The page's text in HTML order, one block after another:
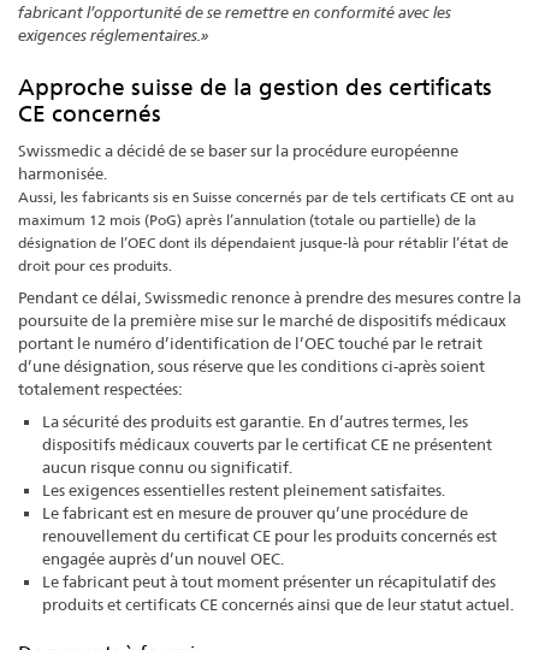
fabricant l’opportunité de se remettre en conformité avec les
exigences réglementaires.»
Approche suisse de la gestion des certificats
CE concernés
Swissmedic a décidé de se baser sur la procédure européenne
harmonisée.
Aussi, les fabricants sis en Suisse concernés par de tels certificats CE ont au
maximum 12 mois (PoG) après l’annulation (totale ou partielle) de la
désignation de l’OEC dont ils dépendaient jusque-là pour rétablir l’état de
droit pour ces produits.
Pendant ce délai, Swissmedic renonce à prendre des mesures contre la
poursuite de la première mise sur le marché de dispositifs médicaux
portant le numéro d’identification de l’OEC touché par le retrait
d’une désignation, sous réserve que les conditions ci-après soient
totalement respectées:
La sécurité des produits est garantie. En d’autres termes, les
dispositifs médicaux couverts par le certificat CE ne présentent
aucun risque connu ou significatif.
Les exigences essentielles restent pleinement satisfaites.
Le fabricant est en mesure de prouver qu’une procédure de
renouvellement du certificat CE pour les produits concernés est
engagée auprès d’un nouvel OEC.
Le fabricant peut à tout moment présenter un récapitulatif des
produits et certificats CE concernés ainsi que de leur statut actuel.